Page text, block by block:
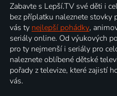
Zabavte s Lepší.TV své děti i
bez příplatku naleznete stovky
vás ty nejlepší pohádky,
seriály online. Od výukových
pro ty nejmenší i seriály pro
naleznete oblíbené dětské
pořady z televize, které zajistí
vás.